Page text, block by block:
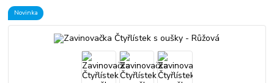
Novinka